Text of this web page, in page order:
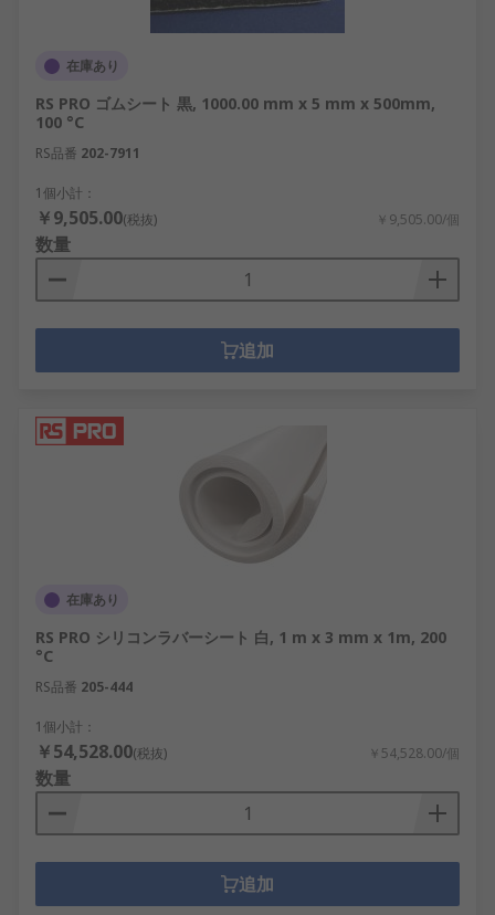
在庫あり
RS PRO ゴムシート 黒, 1000.00 mm x 5 mm x 500mm,
100 °C
RS品番 202-7911
1個小計：
￥9,505.00(税抜) ￥9,505.00/個
数量
追加
在庫あり
RS PRO シリコンラバーシート 白, 1 m x 3 mm x 1m, 200
°C
RS品番 205-444
1個小計：
￥54,528.00(税抜) ￥54,528.00/個
数量
追加